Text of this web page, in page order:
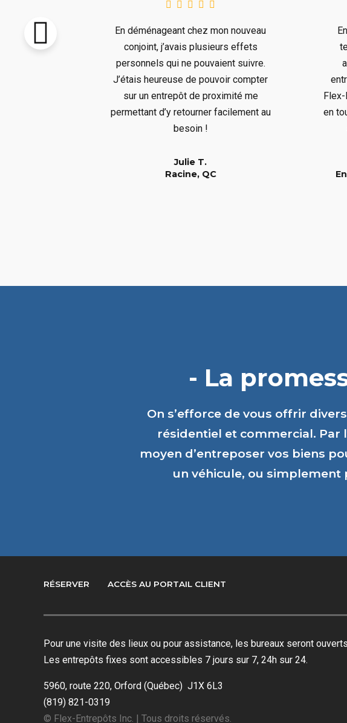
livré avant
En déménageant chez mon nouveau
conjoint, j’avais plusieurs effets
personnels qui ne pouvaient suivre.
J’étais heureuse de pouvoir compter
sur un entrepôt de proximité me
permettant d’y retourner facilement au
besoin !
Julie T.
Racine, QC
Flex-
en
- La
On s’efforce de vous offrir
résidentiel et commercial. Par
moyen d’entreposer vos biens
un véhicule, ou simplement
RÉSERVER ACCÈS AU PORTAIL CLIENT
Pour une visite des lieux ou pour assistance, les bureaux seront
Les entrepôts fixes sont accessibles 7 jours sur 7, 24h sur 24.
5960, route 220, Orford (Québec) J1X 6L3
(819) 821-0319
© Flex-Entrepôts Inc. | Tous droits réservés.